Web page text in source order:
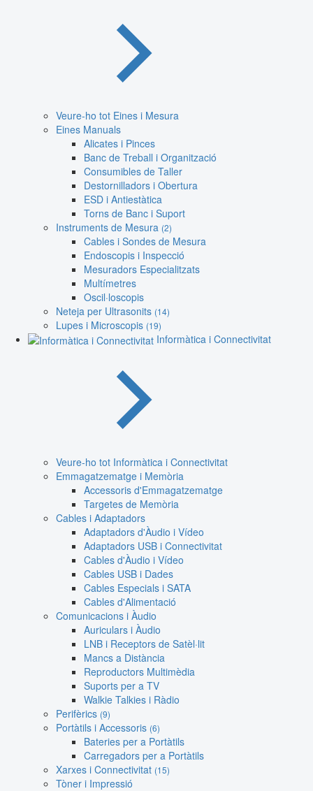
Veure-ho tot Eines i Mesura
Eines Manuals
Alicates i Pinces
Banc de Treball i Organització
Consumibles de Taller
Destornilladors i Obertura
ESD i Antiestàtica
Torns de Banc i Suport
Instruments de Mesura (2)
Cables i Sondes de Mesura
Endoscopis i Inspecció
Mesuradors Especialitzats
Multímetres
Oscil·loscopis
Neteja per Ultrasonits (14)
Lupes i Microscopis (19)
Informàtica i Connectivitat
Veure-ho tot Informàtica i Connectivitat
Emmagatzematge i Memòria
Accessoris d'Emmagatzematge
Targetes de Memòria
Cables i Adaptadors
Adaptadors d'Àudio i Vídeo
Adaptadors USB i Connectivitat
Cables d'Àudio i Vídeo
Cables USB i Dades
Cables Especials i SATA
Cables d'Alimentació
Comunicacions i Àudio
Auriculars i Àudio
LNB i Receptors de Satèl·lit
Mancs a Distància
Reproductors Multimèdia
Suports per a TV
Walkie Talkies i Ràdio
Perifèrics (9)
Portàtils i Accessoris (6)
Bateries per a Portàtils
Carregadors per a Portàtils
Xarxes i Connectivitat (15)
Tòner i Impressió